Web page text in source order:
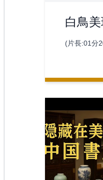
白鳥
(片長:01分
珠畫廊與澎